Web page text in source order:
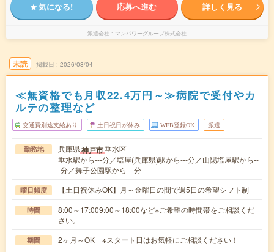
気になる! 応募へ進む 詳しく見る
派遣会社 マンパワーグループ株式会社
未読 掲載日 2026/08/04
≪無資格でも月収22.4万円～≫病院で受付やカ
ルテの整理など
交通費別途支給あり 土日祝日が休み WEB登録OK 派遣
勤務地 兵庫県神戸市垂水区
垂水駅から---分／塩屋(兵庫県)駅から---分／山陽塩屋駅から--
-分／舞子公園駅から---分
曜日頻度 【土日祝休みOK】月～金曜日の間で週5日の希望シフト制
時間
8:00～17:009:00～18:00など※ご希望の時間帯をご相談くだ
さい。
期間 2ヶ月～OK ※スタート日はお気軽にご相談ください！